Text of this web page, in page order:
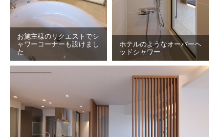
お施主様のリクエストでシ
ャワーコーナーも設けまし
た
ホテルのようなオーバーヘ
ッドシャワー